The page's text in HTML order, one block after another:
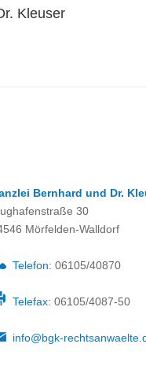
Kleuser
Bernhard und Dr.
30
Mörfelden-Walldorf
Telefon: 06105/40870
Telefax: 06105/4087-50
info@bgk-